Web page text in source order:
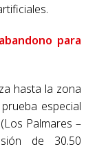
para
hasta la zona
especial
Palmares –
de 30.50